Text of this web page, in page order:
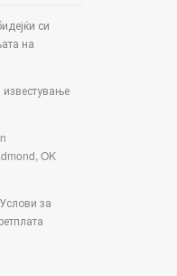
си
на
известување
OK
Услови за